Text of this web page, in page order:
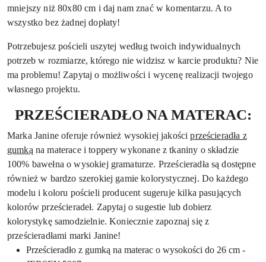
mniejszy niż 80x80 cm i daj nam znać w komentarzu. A to
wszystko bez żadnej dopłaty!
Potrzebujesz pościeli uszytej według twoich indywidualnych
potrzeb w rozmiarze, którego nie widzisz w karcie produktu? Nie
ma problemu! Zapytaj o możliwości i wycenę realizacji twojego
własnego projektu.
PRZEŚCIERADŁO NA MATERAC:
Marka Janine oferuje również wysokiej jakościprześcieradła z
gumką na materace i toppery wykonane z tkaniny o składzie
100% bawełna o wysokiej gramaturze. Prześcieradła są dostępne
również w bardzo szerokiej gamie kolorystycznej. Do każdego
modelu i koloru pościeli producent sugeruje kilka pasujących
kolorów prześcieradeł. Zapytaj o sugestie lub dobierz
kolorystykę samodzielnie. Koniecznie zapoznaj się z
prześcieradłami marki Janine!
Prześcieradło z gumką na materac o wysokości do 26 cm -